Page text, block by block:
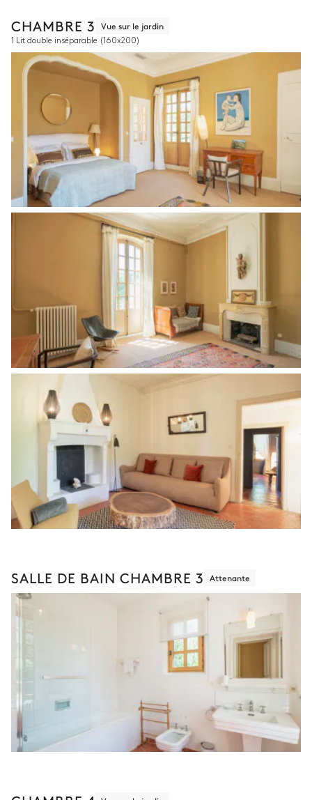
CHAMBRE 3 Vue sur le jardin
1 Lit double inséparable (160x200)
SALLE DE BAIN CHAMBRE 3 Attenante